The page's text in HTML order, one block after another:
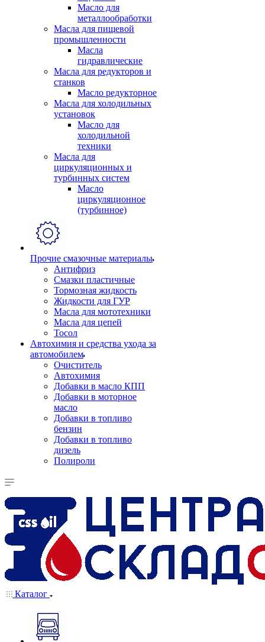
Масло для
металлообработки
Масла для пищевой
промышленности
Масла
гидравлические
Масла для редукторов и
станков
Масло редукторное
Масла для холодильных
установок
Масло для
холодильной
техники
Масла для
циркуляционных и
турбинных систем
Масло
циркуляционное
(турбинное)
Прочие смазочные материалы
Антифриз
Смазки пластичные
Тормозная жидкость
Жидкости для ГУР
Масла для мототехники
Масла для цепей
Тосол
Автохимия и средства ухода за
автомобилем
Очиститель
Автохимия
Добавки в масло КПП
Добавки в моторное
масло
Добавки в топливо
бензин
Добавки в топливо
дизель
Полироли
Каталог